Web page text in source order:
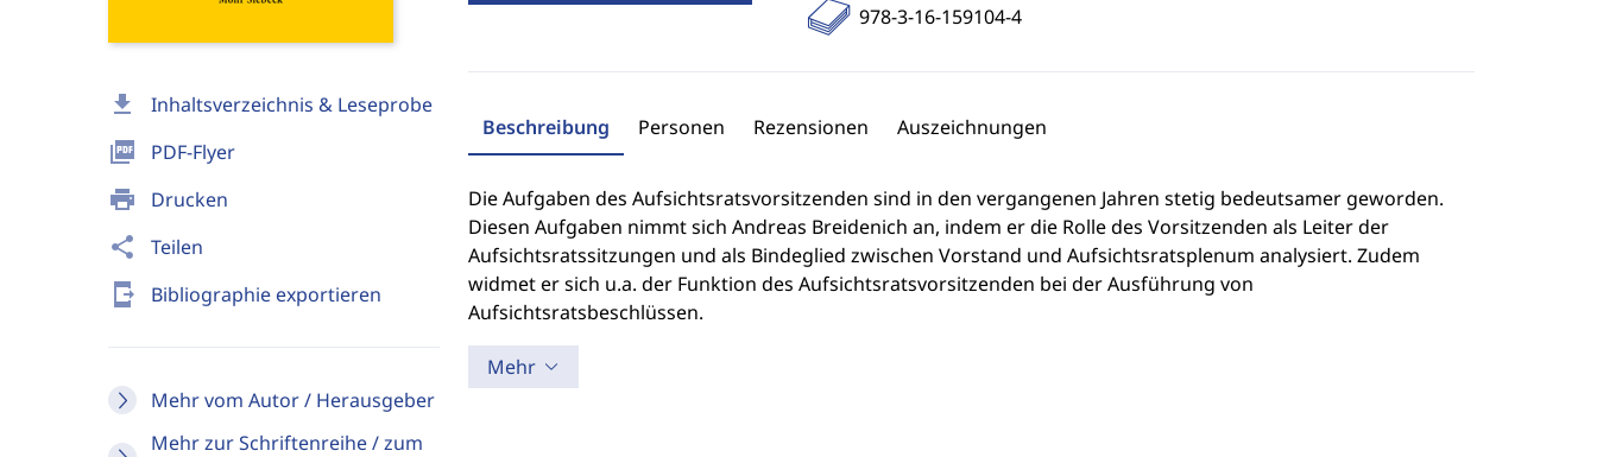
download Inhaltsverzeichnis & Leseprobe
picture_as_pdf PDF-Flyer
print Drucken
share Teilen
send_to_mobile Bibliographie exportieren
Mehr vom Autor / Herausgeber
Mehr zur Schriftenreihe / zum
978-3-16-159104-4
Beschreibung Personen Rezensionen Auszeichnungen
Die Aufgaben des Aufsichtsratsvorsitzenden sind in den vergangenen Jahren stetig bedeutsamer geworden.
Diesen Aufgaben nimmt sich Andreas Breidenich an, indem er die Rolle des Vorsitzenden als Leiter der
Aufsichtsratssitzungen und als Bindeglied zwischen Vorstand und Aufsichtsratsplenum analysiert. Zudem
widmet er sich u.a. der Funktion des Aufsichtsratsvorsitzenden bei der Ausführung von
Aufsichtsratsbeschlüssen.
Mehr